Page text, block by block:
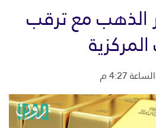
الذهب مع ترقب